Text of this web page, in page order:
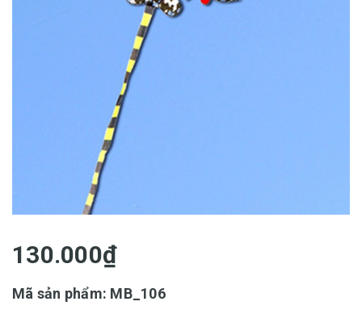
130.000₫
Mã sản phẩm: MB_106